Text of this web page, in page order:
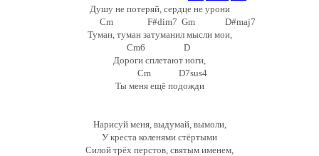
Душу не потеряй, сердце не урони
Cm F#dim7 Gm D#maj7
Туман, туман затуманил мысли мои,
Cm6 D
Дороги сплетают ноги,
Cm D7sus4
Ты меня ещё подожди
Нарисуй меня, выдумай, вымоли,
У креста коленями стёртыми
Силой трёх перстов, святым именем,